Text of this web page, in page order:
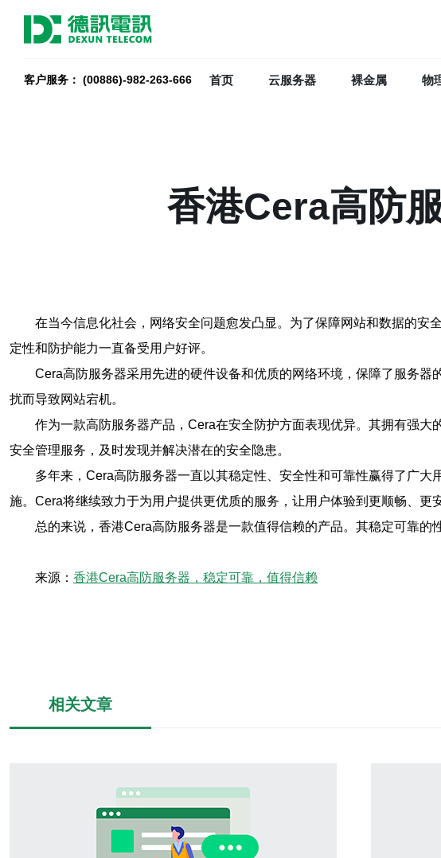
客户服务： (00886)-982-263-666 首页 云服务器 裸金属 物
香港Cera高防
在当今信息化社会，网络安全问题愈发凸显。为了保障网站和数据的
定性和防护能力一直备受用户好评。
Cera高防服务器采用先进的硬件设备和优质的网络环境，保障了服务
扰而导致网站宕机。
作为一款高防服务器产品，Cera在安全防护方面表现优异。其拥有强
安全管理服务，及时发现并解决潜在的安全隐患。
多年来，Cera高防服务器一直以其稳定性、安全性和可靠性赢得了广
施。Cera将继续致力于为用户提供更优质的服务，让用户体验到更顺畅、更
总的来说，香港Cera高防服务器是一款值得信赖的产品。其稳定可靠
来源： 香港Cera高防服务器，稳定可靠，值得信赖
相关文章